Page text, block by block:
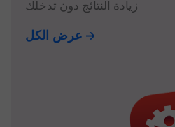
زيادة النتائج دون تدخلك
عرض الكل